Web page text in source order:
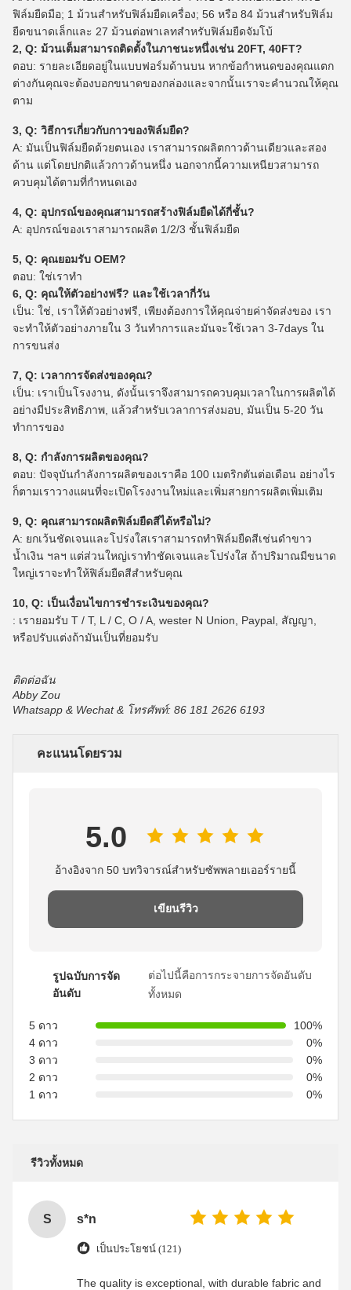
ฟิล์มยืดมือ; 1 ม้วนสำหรับฟิล์มยืดเครื่อง; 56 หรือ 84 ม้วนสำหรับฟิล์ม
ยืดขนาดเล็กและ 27 ม้วนต่อพาเลทสำหรับฟิล์มยืดจัมโบ้
2, Q: ม้วนเต็มสามารถติดตั้งในภาชนะหนึ่งเช่น 20FT, 40FT?
ตอบ: รายละเอียดอยู่ในแบบฟอร์มด้านบน หากข้อกำหนดของคุณแตก
ต่างกันคุณจะต้องบอกขนาดของกล่องและจากนั้นเราจะคำนวณให้คุณ
ตาม
3, Q: วิธีการเกี่ยวกับกาวของฟิล์มยืด?
A: มันเป็นฟิล์มยืดด้วยตนเอง เราสามารถผลิตกาวด้านเดียวและสอง
ด้าน แต่โดยปกติแล้วกาวด้านหนึ่ง นอกจากนี้ความเหนียวสามารถ
ควบคุมได้ตามที่กำหนดเอง
4, Q: อุปกรณ์ของคุณสามารถสร้างฟิล์มยืดได้กี่ชั้น?
A: อุปกรณ์ของเราสามารถผลิต 1/2/3 ชั้นฟิล์มยืด
5, Q: คุณยอมรับ OEM?
ตอบ: ใช่เราทำ
6, Q: คุณให้ตัวอย่างฟรี? และใช้เวลากี่วัน
เป็น: ใช่, เราให้ตัวอย่างฟรี, เพียงต้องการให้คุณจ่ายค่าจัดส่งของ เรา
จะทำให้ตัวอย่างภายใน 3 วันทำการและมันจะใช้เวลา 3-7days ใน
การขนส่ง
7, Q: เวลาการจัดส่งของคุณ?
เป็น: เราเป็นโรงงาน, ดังนั้นเราจึงสามารถควบคุมเวลาในการผลิตได้
อย่างมีประสิทธิภาพ, แล้วสำหรับเวลาการส่งมอบ, มันเป็น 5-20 วัน
ทำการของ
8, Q: กำลังการผลิตของคุณ?
ตอบ: ปัจจุบันกำลังการผลิตของเราคือ 100 เมตริกตันต่อเดือน อย่างไร
ก็ตามเราวางแผนที่จะเปิดโรงงานใหม่และเพิ่มสายการผลิตเพิ่มเติม
9, Q: คุณสามารถผลิตฟิล์มยืดสีได้หรือไม่?
A: ยกเว้นชัดเจนและโปร่งใสเราสามารถทำฟิล์มยืดสีเช่นดำขาว
น้ำเงิน ฯลฯ แต่ส่วนใหญ่เราทำชัดเจนและโปร่งใส ถ้าปริมาณมีขนาด
ใหญ่เราจะทำให้ฟิล์มยืดสีสำหรับคุณ
10, Q: เป็นเงื่อนไขการชำระเงินของคุณ?
: เรายอมรับ T / T, L / C, O / A, wester N Union, Paypal, สัญญา,
หรือปรับแต่งถ้ามันเป็นที่ยอมรับ
ติดต่อฉัน
Abby Zou
Whatsapp & Wechat & โทรศัพท์: 86 181 2626 6193
คะแนนโดยรวม
5.0
อ้างอิงจาก 50 บทวิจารณ์สำหรับซัพพลายเออร์รายนี้
เขียนรีวิว
รูปฉบับการจัด
อันดับ
ต่อไปนี้คือการกระจายการจัดอันดับ
ทั้งหมด
5 ดาว
100%
4 ดาว
0%
3 ดาว
0%
2 ดาว
0%
1 ดาว
0%
รีวิวทั้งหมด
S s*n
เป็นประโยชน์ (121)
The quality is exceptional, with durable fabric and